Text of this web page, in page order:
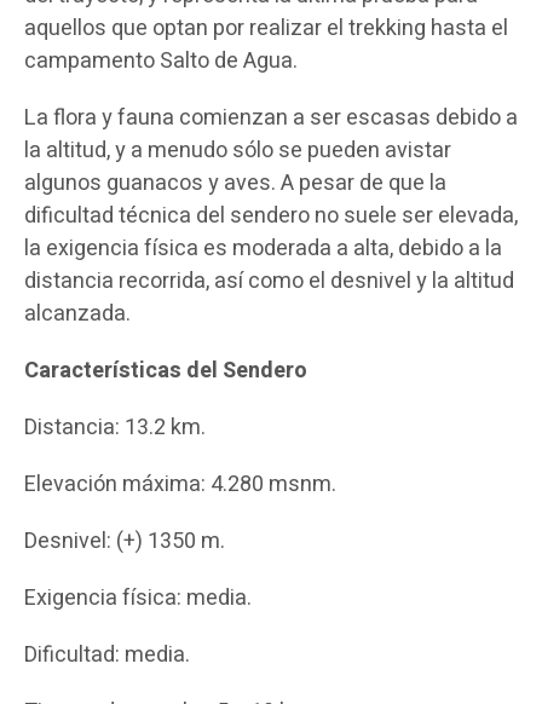
aquellos que optan por realizar el trekking hasta el
campamento Salto de Agua.
La flora y fauna comienzan a ser escasas debido a
la altitud, y a menudo sólo se pueden avistar
algunos guanacos y aves. A pesar de que la
dificultad técnica del sendero no suele ser elevada,
la exigencia física es moderada a alta, debido a la
distancia recorrida, así como el desnivel y la altitud
alcanzada.
Características del Sendero
Distancia: 13.2 km.
Elevación máxima: 4.280 msnm.
Desnivel: (+) 1350 m.
Exigencia física: media.
Dificultad: media.